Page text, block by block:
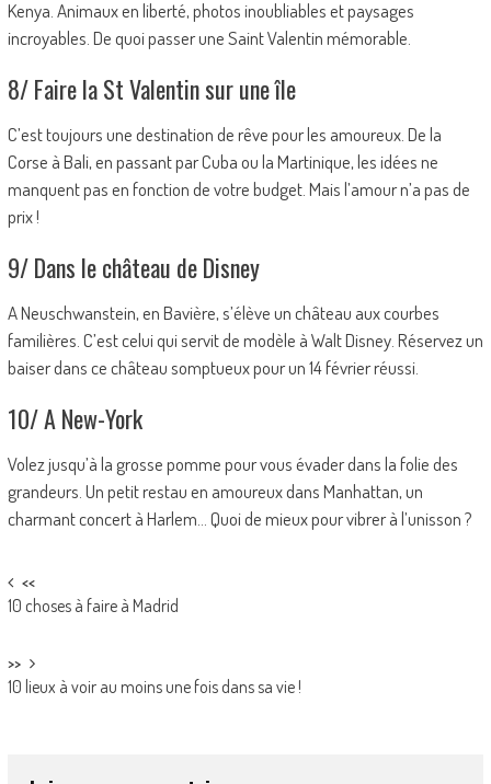
Kenya. Animaux en liberté, photos inoubliables et paysages
incroyables. De quoi passer une Saint Valentin mémorable.
8/ Faire la St Valentin sur une île
C’est toujours une destination de rêve pour les amoureux. De la
Corse à Bali, en passant par Cuba ou la Martinique, les idées ne
manquent pas en fonction de votre budget. Mais l’amour n’a pas de
prix !
9/ Dans le château de Disney
A Neuschwanstein, en Bavière, s’élève un château aux courbes
familières. C’est celui qui servit de modèle à Walt Disney. Réservez un
baiser dans ce château somptueux pour un 14 février réussi.
10/ A New-York
Volez jusqu’à la grosse pomme pour vous évader dans la folie des
grandeurs. Un petit restau en amoureux dans Manhattan, un
charmant concert à Harlem… Quoi de mieux pour vibrer à l’unisson ?
Post navigation
<<
10 choses à faire à Madrid
>>
10 lieux à voir au moins une fois dans sa vie !